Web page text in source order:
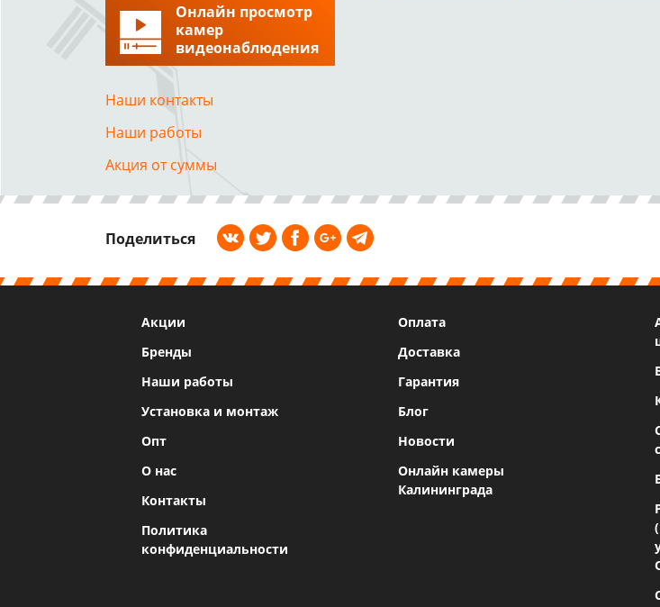
Онлайн просмотр
камер
видеонаблюдения
Наши контакты
Наши работы
Акция от суммы
Поделиться
Акции
Бренды
Наши работы
Установка и монтаж
Опт
О нас
Контакты
Политика
конфиденциальности
Оплата
Доставка
Гарантия
Блог
Новости
Онлайн камеры
Калининграда